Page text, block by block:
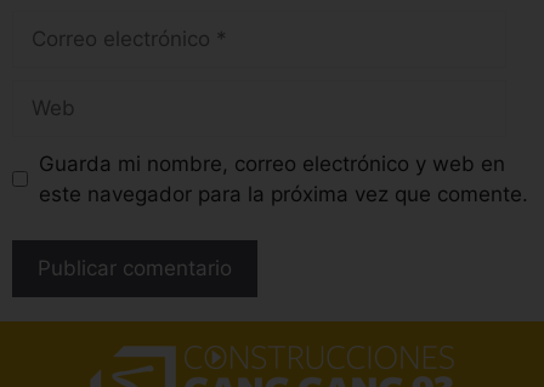
Guarda mi nombre, correo electrónico y web en
este navegador para la próxima vez que comente.